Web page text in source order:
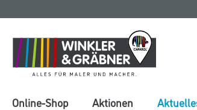
springen
springen
Online-Shop Aktionen